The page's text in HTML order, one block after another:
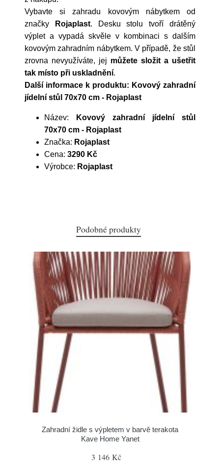
Vybavte si zahradu kovovým nábytkem od
značky
Rojaplast. Desku stolu tvoří drátěný
výplet a vypadá skvěle v kombinaci s dalším
kovovým zahradním nábytkem. V případě, že stůl
zrovna nevyužíváte, jej můžete složit a ušetřit
tak místo při uskladnění.
Další informace k produktu: Kovový zahradní
jídelní stůl 70x70 cm - Rojaplast
Název:
Kovový zahradní jídelní stůl
70x70 cm - Rojaplast
Značka: Rojaplast
Cena: 3290 Kč
Výrobce: Rojaplast
Podobné produkty
Zahradní židle s výpletem v barvě terakota
Kave Home Yanet
3 146 Kč